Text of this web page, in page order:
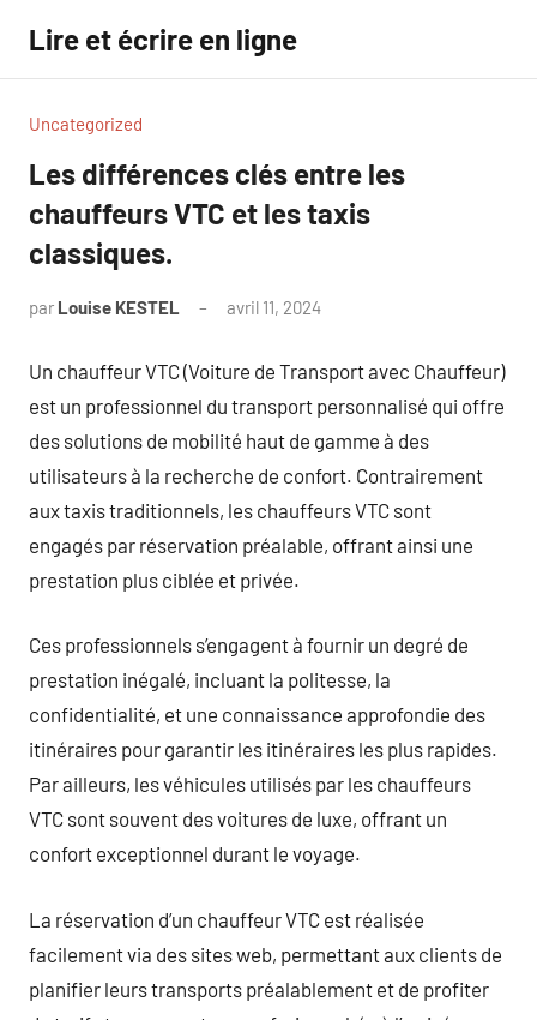
contenu
Lire et écrire en ligne
Uncategorized
Les différences clés entre les
chauffeurs VTC et les taxis
classiques.
par Louise KESTEL avril 11, 2024
Un chauffeur VTC (Voiture de Transport avec Chauffeur)
est un professionnel du transport personnalisé qui offre
des solutions de mobilité haut de gamme à des
utilisateurs à la recherche de confort. Contrairement
aux taxis traditionnels, les chauffeurs VTC sont
engagés par réservation préalable, offrant ainsi une
prestation plus ciblée et privée.
Ces professionnels s’engagent à fournir un degré de
prestation inégalé, incluant la politesse, la
confidentialité, et une connaissance approfondie des
itinéraires pour garantir les itinéraires les plus rapides.
Par ailleurs, les véhicules utilisés par les chauffeurs
VTC sont souvent des voitures de luxe, offrant un
confort exceptionnel durant le voyage.
La réservation d’un chauffeur VTC est réalisée
facilement via des sites web, permettant aux clients de
planifier leurs transports préalablement et de profiter